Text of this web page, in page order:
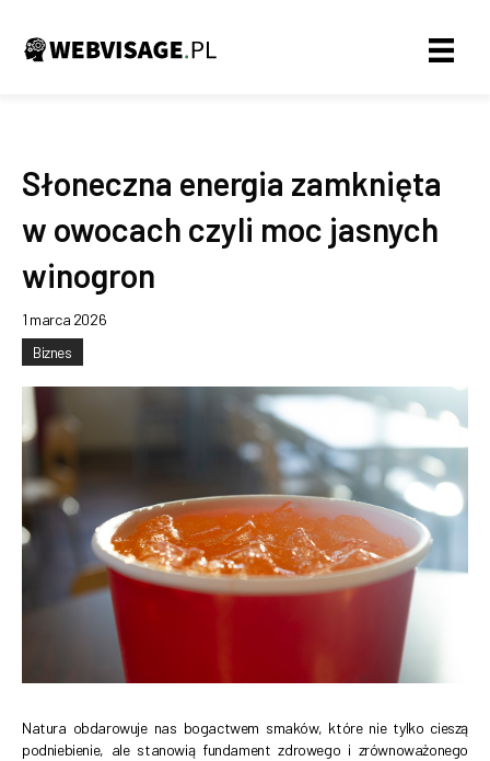
Słoneczna energia zamknięta
w owocach czyli moc jasnych
winogron
1 marca 2026
Biznes
Natura obdarowuje nas bogactwem smaków, które nie tylko cieszą
podniebienie, ale stanowią fundament zdrowego i zrównoważonego